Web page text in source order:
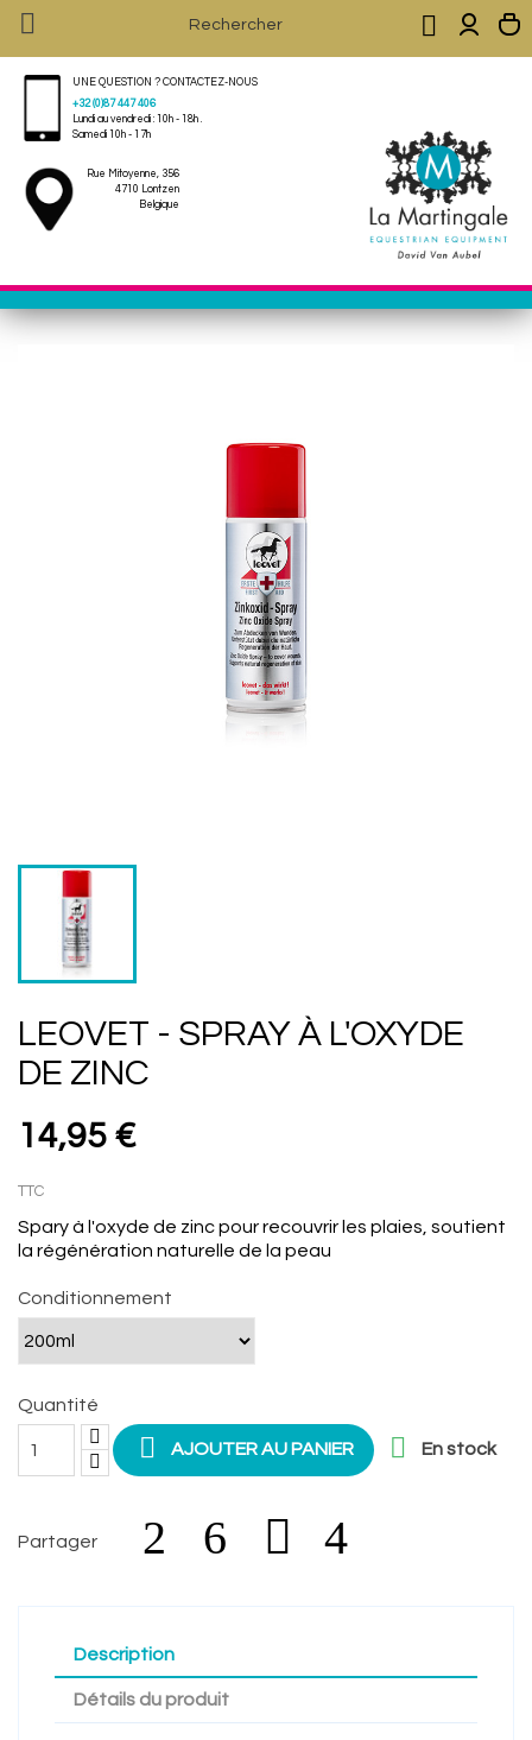
 
UNE QUESTION ? CONTACTEZ-NOUS
+32 (0)87 447 406
Lundi au vendredi : 10h - 18h .
Samedi 10h - 17h
Rue Mitoyenne, 356
4710 Lontzen
Belgique
LEOVET - SPRAY À L'OXYDE
DE ZINC
14,95 €
TTC
Spary à l'oxyde de zinc pour recouvrir les plaies, soutient
la régénération naturelle de la peau
Conditionnement
Quantité
 AJOUTER AU PANIER  En stock
Partager
Description
Détails du produit